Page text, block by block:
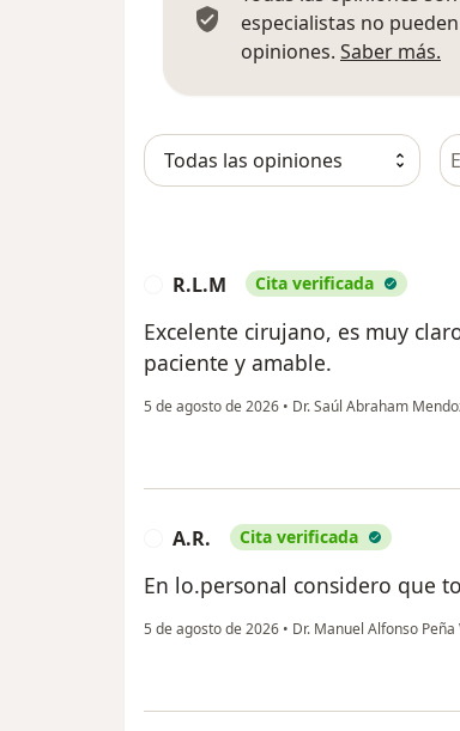
especialistas no
opiniones. Saber más.
R.L.M Cita verificada
Excelente cirujano, es muy
paciente y amable.
5 de agosto de 2026 • Dr. Saúl Abraham
A.R. Cita verificada
En lo.personal considero que
5 de agosto de 2026 • Dr. Manuel Alfonso Peña